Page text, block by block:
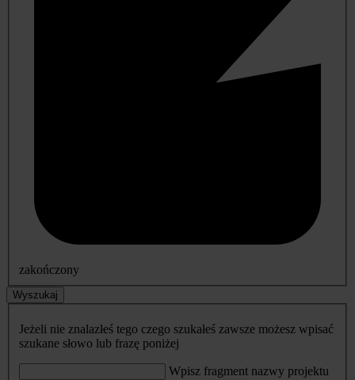
zakończony
Wyszukaj
Jeżeli nie znalazłeś tego czego szukałeś zawsze możesz wpisać
szukane słowo lub frazę poniżej
Wpisz fragment nazwy projektu